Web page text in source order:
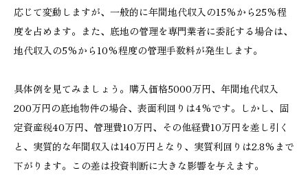
応じて変動しますが、一般的に年間地代収入の15%から25%程
度を占めます。また、底地の管理を専門業者に委託する場合は、
地代収入の5%から10%程度の管理手数料が発生します。
具体例を見てみましょう。購入価格5000万円、年間地代収入
200万円の底地物件の場合、表面利回りは4%です。しかし、固
定資産税40万円、管理費10万円、その他経費10万円を差し引く
と、実質的な年間収入は140万円となり、実質利回りは2.8%まで
下がります。この差は投資判断に大きな影響を与えます。